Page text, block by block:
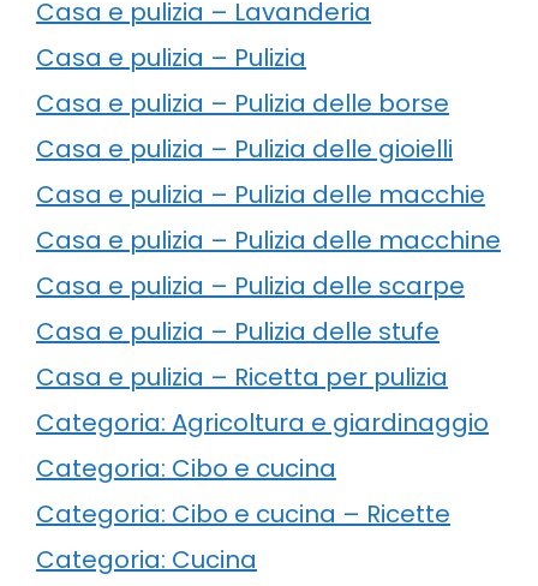
Casa e pulizia – Lavanderia
Casa e pulizia – Pulizia
Casa e pulizia – Pulizia delle borse
Casa e pulizia – Pulizia delle gioielli
Casa e pulizia – Pulizia delle macchie
Casa e pulizia – Pulizia delle macchine
Casa e pulizia – Pulizia delle scarpe
Casa e pulizia – Pulizia delle stufe
Casa e pulizia – Ricetta per pulizia
Categoria: Agricoltura e giardinaggio
Categoria: Cibo e cucina
Categoria: Cibo e cucina – Ricette
Categoria: Cucina